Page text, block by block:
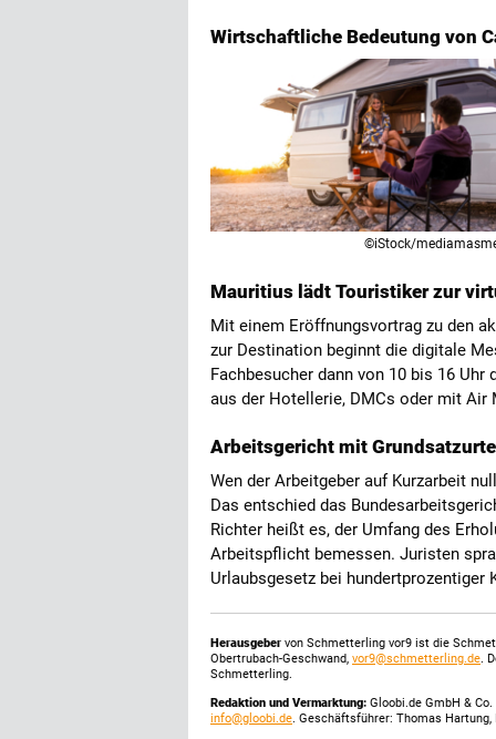
Wirtschaftliche Bedeutung von
©iStock/
Mauritius lädt Touristiker zur
Mit einem Eröffnungsvortrag zu den
zur Destination beginnt die digitale
Fachbesucher dann von 10 bis 16
aus der Hotellerie, DMCs oder mit
Arbeitsgericht mit
Wen der Arbeitgeber auf Kurzarbeit
Das entschied das
Richter heißt es, der Umfang des
Arbeitspflicht bemessen. Juristen
Urlaubsgesetz bei
Herausgeber von Schmetterling vor9 ist die
Obertrubach-Geschwand, vor9@schmetterling.de.
Schmetterling.
Redaktion und Vermarktung: Gloobi.de GmbH &
info@gloobi.de. Geschäftsführer: Thomas